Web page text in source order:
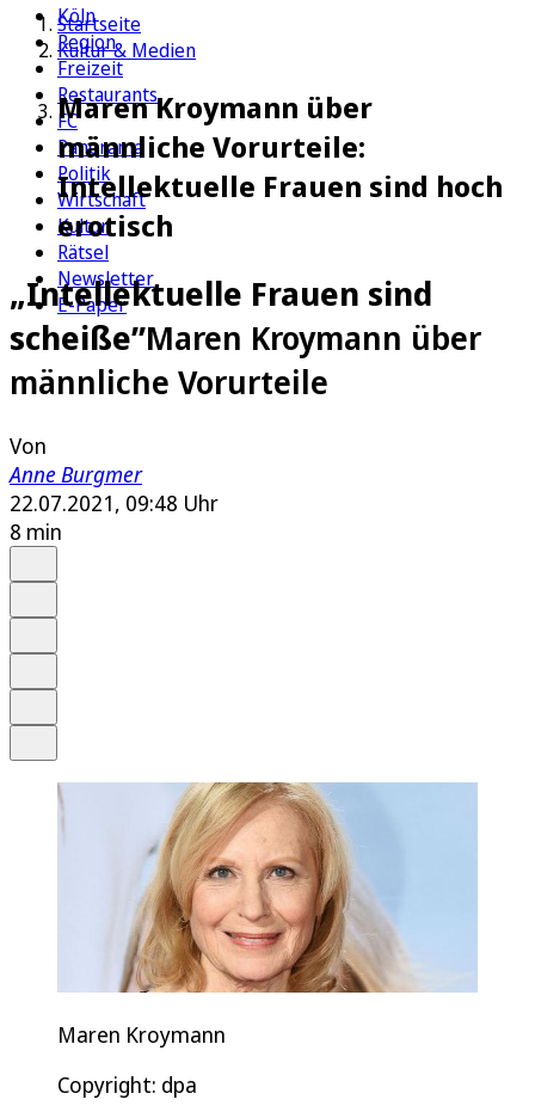
Köln
Region
Freizeit
Restaurants
FC
Panorama
Politik
Wirtschaft
Kultur
Rätsel
Newsletter
E-Paper
Startseite
Kultur & Medien
Maren Kroymann über
männliche Vorurteile:
Intellektuelle Frauen sind hoch
erotisch
„Intellektuelle Frauen sind
scheiße”Maren Kroymann über
männliche Vorurteile
Von
Anne Burgmer
22.07.2021, 09:48 Uhr
8 min
Maren Kroymann
Copyright: dpa